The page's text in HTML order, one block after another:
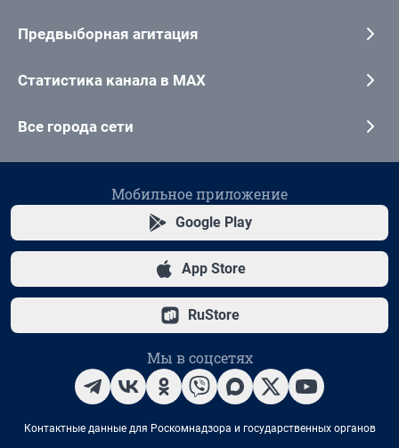
Предвыборная агитация
Статистика канала в MAX
Все города сети
Мобильное приложение
Google Play
App Store
RuStore
Мы в соцсетях
Контактные данные для Роскомнадзора и государственных органов